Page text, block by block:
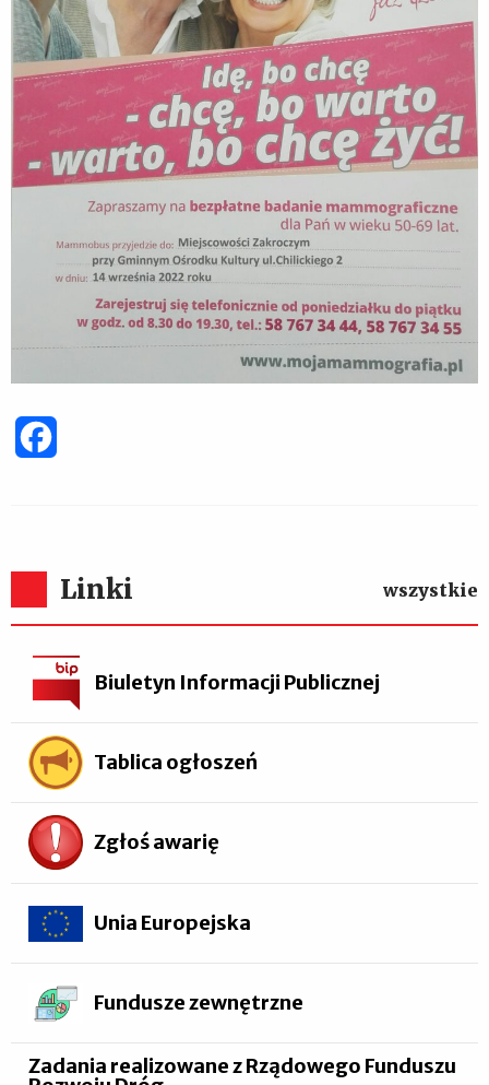
Linki wszystkie
Biuletyn Informacji Publicznej
Tablica ogłoszeń
Zgłoś awarię
Unia Europejska
Fundusze zewnętrzne
Zadania realizowane z Rządowego Funduszu